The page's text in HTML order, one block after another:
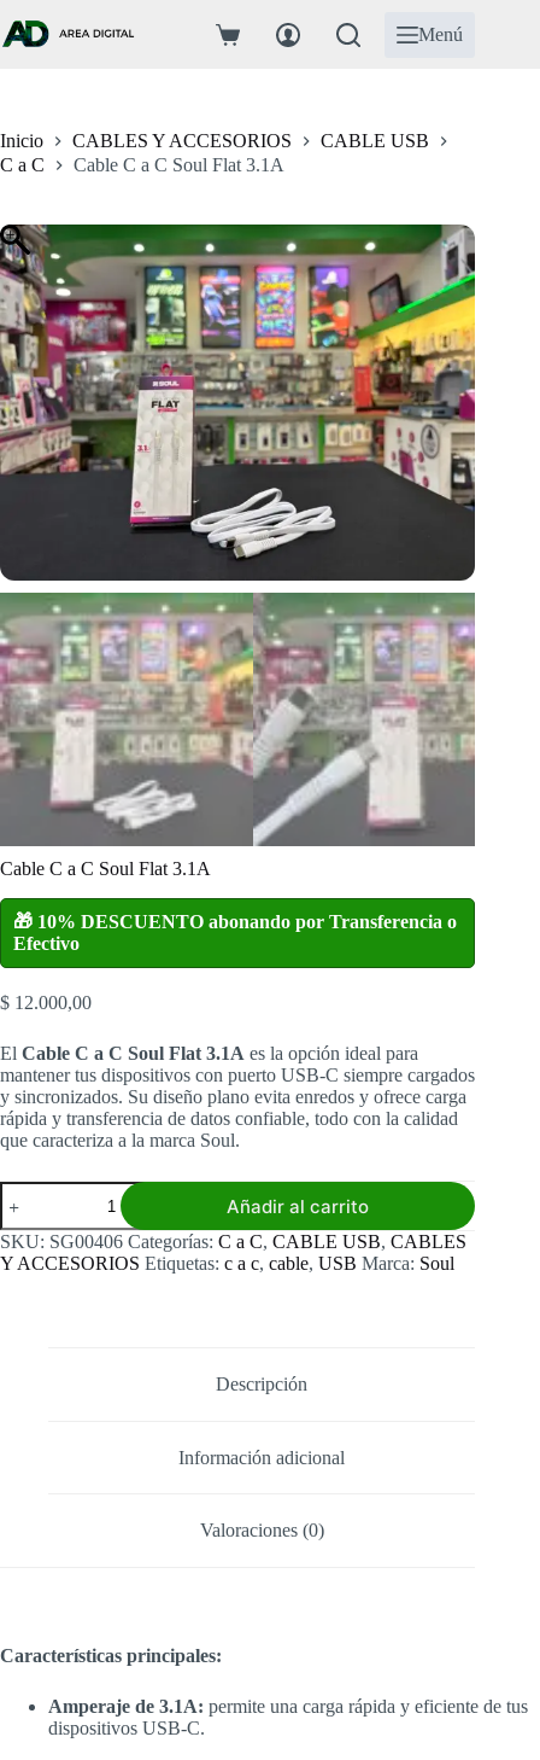
al
contenido
Carro
Menú
Inicio CABLES Y ACCESORIOS
CABLE USB
C a C
Cable C a C Soul Flat 3.1A
Cable C a C Soul Flat 3.1A
🎁 10% DESCUENTO abonando por Transferencia o
Efectivo
$ 12.000,00
El Cable C a C Soul Flat 3.1A es la opción ideal para
mantener tus dispositivos con puerto USB-C siempre cargados
y sincronizados. Su diseño plano evita enredos y ofrece carga
rápida y transferencia de datos confiable, todo con la calidad
que caracteriza a la marca Soul.
Cable
C
a
C
Soul
Añadir al carrito
SKU: SG00406 Categorías: C a C, CABLE USB, CABLES
Y ACCESORIOS Etiquetas: c a c, cable, USB Marca: Soul
Descripción
Información adicional
Valoraciones (0)
Características principales:
Amperaje de 3.1A: permite una carga rápida y eficiente de tus
dispositivos USB-C.